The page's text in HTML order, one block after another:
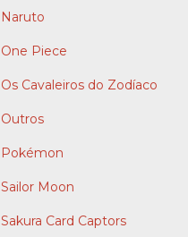
Naruto
One Piece
Os Cavaleiros do Zodíaco
Outros
Pokémon
Sailor Moon
Sakura Card Captors